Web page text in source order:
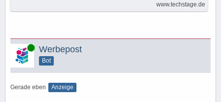
www.techstage.de
Online Werbepost
Bot
Gerade eben Anzeige